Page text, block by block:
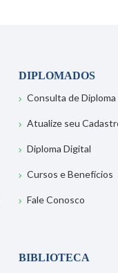
DIPLOMADOS
Consulta de Diploma
Atualize seu
Diploma Digital
Cursos e Benefícios
Fale Conosco
BIBLIOTECA